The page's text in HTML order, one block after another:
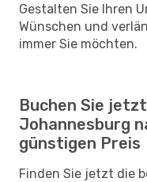
Gestalten Sie Ihren
Wünschen und
immer Sie möchten.
Buchen Sie
Johannesburg
günstigen Preis
Finden Sie jetzt die